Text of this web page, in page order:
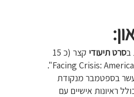
בסרט תיעודי
קצר (כ 15
דקות) בשם, "Facing Crisis: America Under Attack".
בספטמבר מנקודת
ראיונות אישיים עם